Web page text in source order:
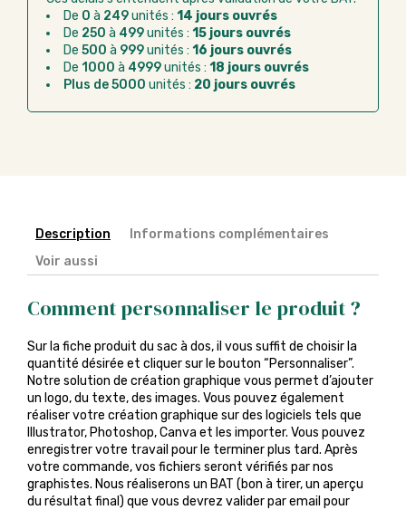
Virement bancaire :règlement sur facture
après la commande
Chorus Pro :règlement par mandat
administratif après la commande
De 0 à 249unités : 14 jours ouvrés
De 250 à 499unités : 15 jours ouvrés
De 500 à 999unités : 16 jours ouvrés
De 1000 à 4999unités : 18 jours ouvrés
Plus de 5000 unités : 20 jours ouvrés
Description
Informations complémentaires
Voir aussi
Comment personnaliser le produit ?
Sur la fiche produit du sac à dos, il vous suffit de choisir la
quantité désirée et cliquer sur le bouton “Personnaliser”.
Notre solution de création graphique vous permet d’ajouter
un logo, du texte, des images. Vous pouvez également
réaliser votre création graphique sur des logiciels tels que
Illustrator, Photoshop, Canva et les importer. Vous pouvez
enregistrer votre travail pour le terminer plus tard. Après
votre commande, vos fichiers seront vérifiés par nos
graphistes. Nous réaliserons un BAT (bon à tirer, un aperçu
du résultat final) que vous devrez valider par email pour